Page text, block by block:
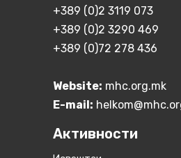
+389 (0)2 3119 073
+389 (0)2 3290 469
+389 (0)72 278 436
Website: mhc.org.mk
E-mail:
Активности